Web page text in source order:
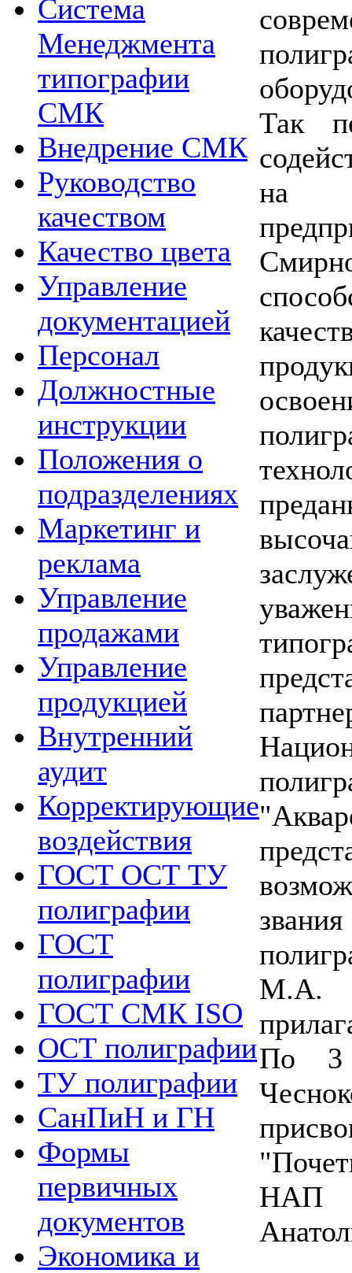
Система
Менеджмента
типографии
СМК
Внедрение СМК
Руководство
качеством
Качество цвета
Управление
документацией
Персонал
Должностные
инструкции
Положения о
подразделениях
Маркетинг и
реклама
Управление
продажами
Управление
продукцией
Внутренний
аудит
Корректирующие
воздействия
ГОСТ ОСТ ТУ
полиграфии
ГОСТ
полиграфии
ГОСТ СМК ISO
ОСТ полиграфии
ТУ полиграфии
СанПиН и ГН
Формы
первичных
документов
Экономика и
Так
на
М.А.
По 3
НАП